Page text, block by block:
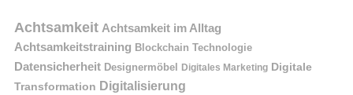
Achtsamkeit Achtsamkeit im Alltag
Achtsamkeitstraining Blockchain Technologie
Datensicherheit Designermöbel Digitales Marketing Digitale
Transformation Digitalisierung